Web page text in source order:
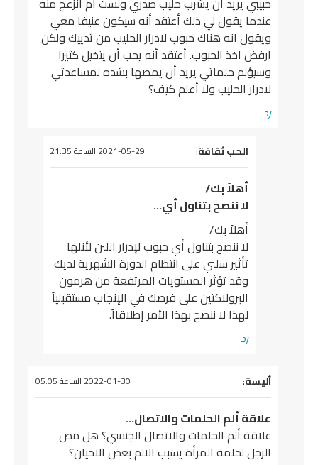
عندما يقول لي ذلك أعتقد أنه سيكون عنيفا معي
ويقول انه هناك حبوب لادرار الحليب من ثدييك ولكن
ارفض اخذ الحبوب. أعتقد أنه يحب أن يتخيل كثيرا
وسيؤلم حلماتي يريد أن يمصها بشده لمساعدتي
لادرار الحليب ولا أعلم كيف؟
رد
يقول
الحب ثقافة: 2021-05-29 الساعة 21:35
أهلاً بك/
لا ننصح بتناول أي…
أهلاً بك/
لا ننصح بتناول أي حبوب لإدرار اللبن لأنلها
تأثير سلبي على انتظام الدورة الشهرية لديك
وقد تؤثر المستويات المرتفعة من هرمون
البرولاكتين على فرصك في الإنجاب مستقبلياً
لهذا لا ننصح بهذا الأمر إطلاقااً.
رد
يقول
أليسة: 2022-01-30 الساعة 05:05
علاقة ألم الحلمات والاتصال…
علاقة ألم الحلمات والاتصال الجنسي؟ هل مص
الرجل لحلمة المرأة يسبب الالم بعض الاحيان؟